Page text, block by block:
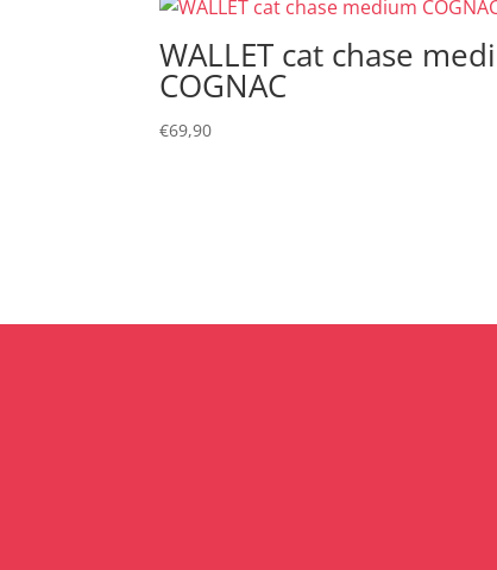
WALLET cat chase
COGNAC
€69,90